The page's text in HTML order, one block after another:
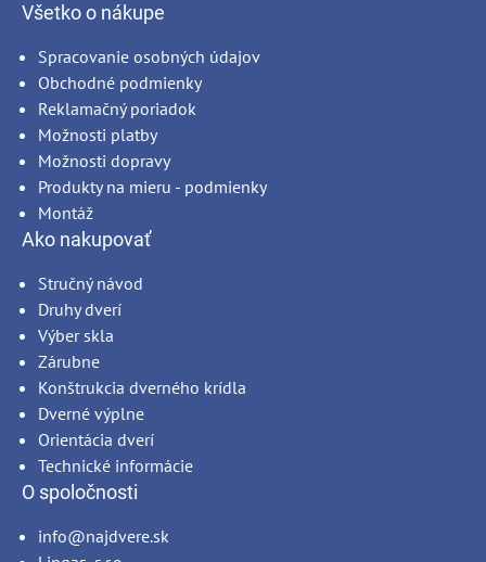
Všetko o nákupe
Spracovanie osobných údajov
Obchodné podmienky
Reklamačný poriadok
Možnosti platby
Možnosti dopravy
Produkty na mieru - podmienky
Montáž
Ako nakupovať
Stručný návod
Druhy dverí
Výber skla
Zárubne
Konštrukcia dverného krídla
Dverné výplne
Orientácia dverí
Technické informácie
O spoločnosti
info@najdvere.sk